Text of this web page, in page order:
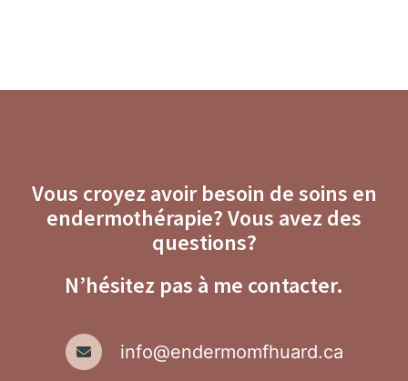
Vous croyez avoir besoin de soins en
endermothérapie? Vous avez des
questions?
N’hésitez pas à me contacter.
info@endermomfhuard.ca